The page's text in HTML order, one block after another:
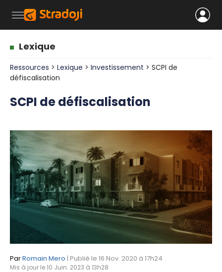
Lexique
Ressources > Lexique > Investissement > SCPI de
défiscalisation
SCPI de défiscalisation
ParRomain Mero | Publié le 16 Nov. 2020 à 17h24
Mis à jour le 10 Juin. 2023 à 13h28